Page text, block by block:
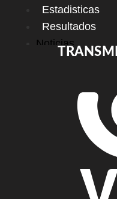
Estadisticas
Resultados
Noticias
Resultados